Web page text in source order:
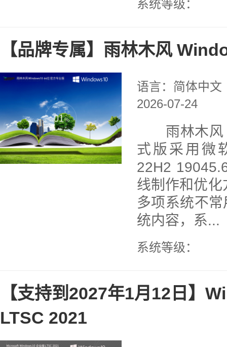
系统等级：
【品牌专属】雨林木风
语言：简体中文
2026-07-24
雨林木风
式版采用微
22H2
线制作和优
多项系统不
统内容，系...
系统等级：
【支持到2027年1月12日】
LTSC 2021